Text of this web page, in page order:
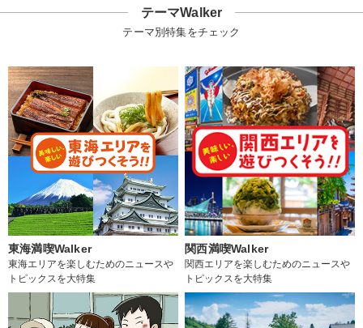
テーマWalker
テーマ別特集をチェック
東海満喫Walker
東海エリアを楽しむためのニュースや
トピックスを大特集
関西満喫Walker
関西エリアを楽しむためのニュースや
トピックスを大特集